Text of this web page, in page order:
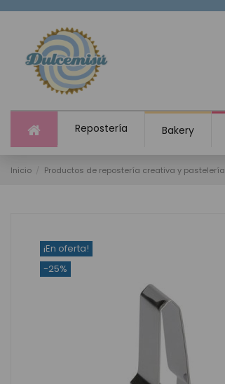
Repostería Bakery
Inicio Productos de repostería creativa y pastelería
¡En oferta!
-25%